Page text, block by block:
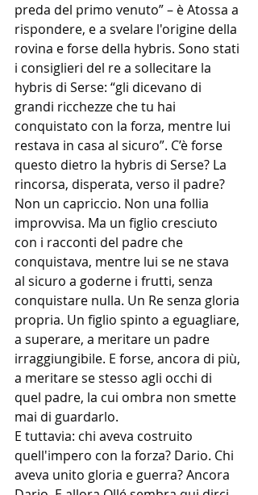
preda del primo venuto” – è Atossa a
rispondere, e a svelare l'origine della
rovina e forse della hybris. Sono stati
i consiglieri del re a sollecitare la
hybris di Serse: “gli dicevano di
grandi ricchezze che tu hai
conquistato con la forza, mentre lui
restava in casa al sicuro”. C’è forse
questo dietro la hybris di Serse? La
rincorsa, disperata, verso il padre?
Non un capriccio. Non una follia
improvvisa. Ma un figlio cresciuto
con i racconti del padre che
conquistava, mentre lui se ne stava
al sicuro a goderne i frutti, senza
conquistare nulla. Un Re senza gloria
propria. Un figlio spinto a eguagliare,
a superare, a meritare un padre
irraggiungibile. E forse, ancora di più,
a meritare se stesso agli occhi di
quel padre, la cui ombra non smette
mai di guardarlo.
E tuttavia: chi aveva costruito
quell'impero con la forza? Dario. Chi
aveva unito gloria e guerra? Ancora